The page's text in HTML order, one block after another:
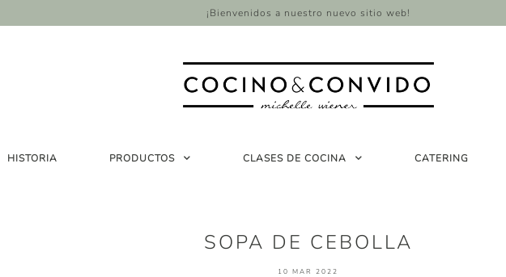
¡Bienvenidos a nuestro nuevo sitio web!
HISTORIA PRODUCTOS CLASES DE COCINA CATERING
SOPA DE CEBOLLA
10 MAR 2022